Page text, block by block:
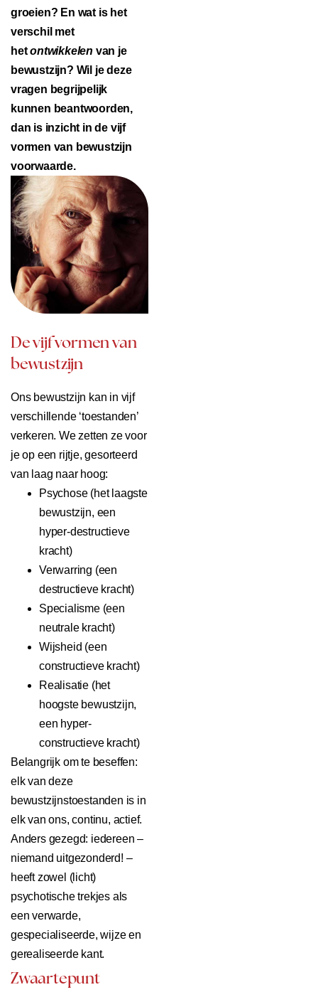
groeien? En wat is het
verschil met
hetontwikkelen van je
bewustzijn? Wil je deze
vragen begrijpelijk
kunnen beantwoorden,
dan is inzicht in de vijf
vormen van bewustzijn
voorwaarde.
De vijf vormen van
bewustzijn
Ons bewustzijn kan in vijf
verschillende ‘toestanden’
verkeren. We zetten ze voor
je op een rijtje, gesorteerd
van laag naar hoog:
Psychose (het laagste
bewustzijn, een
hyper-destructieve
kracht)
Verwarring (een
destructieve kracht)
Specialisme (een
neutrale kracht)
Wijsheid (een
constructieve kracht)
Realisatie (het
hoogste bewustzijn,
een hyper-
constructieve kracht)
Belangrijk om te beseffen:
elk van deze
bewustzijnstoestanden is in
elk van ons, continu, actief.
Anders gezegd: iedereen –
niemand uitgezonderd! –
heeft zowel (licht)
psychotische trekjes als
een verwarde,
gespecialiseerde, wijze en
gerealiseerde kant.
Zwaartepunt